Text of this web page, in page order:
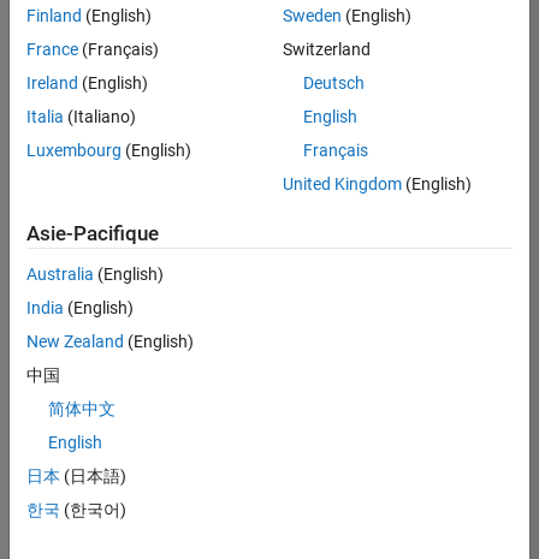
pouvez
élargir
votre
recherche
ou
afficher
l’ensemble
d'emploi.
malgré
tout
vous
trouvez
pas
d'offre
corresponde
à vos
Finland (English)
France (Français)
Ireland (English)
Italia (Italiano)
Luxembourg (English)
Sweden (English)
Switzerland
Deutsch
English
Français
United Kingdom(English)
Asie-Pacifique
Australia (English)
India (English)
New Zealand (English)
中国
简体中文
English
日本 (日本語)
한국 (한국어)